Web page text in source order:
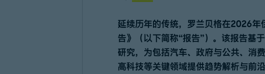
延续历年的传统，罗兰贝格在2026
告》（以下简称“报告”）。该报告基
研究，为包括汽车、政府与公共、消
高科技等关键领域提供趋势解析与前